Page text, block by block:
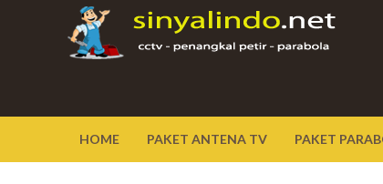
HOME PAKET ANTENA TV PAKET